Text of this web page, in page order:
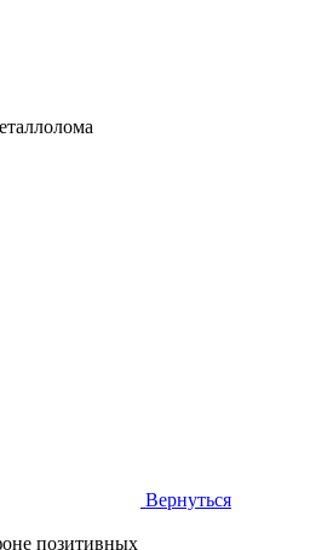
Вернуться
позитивных